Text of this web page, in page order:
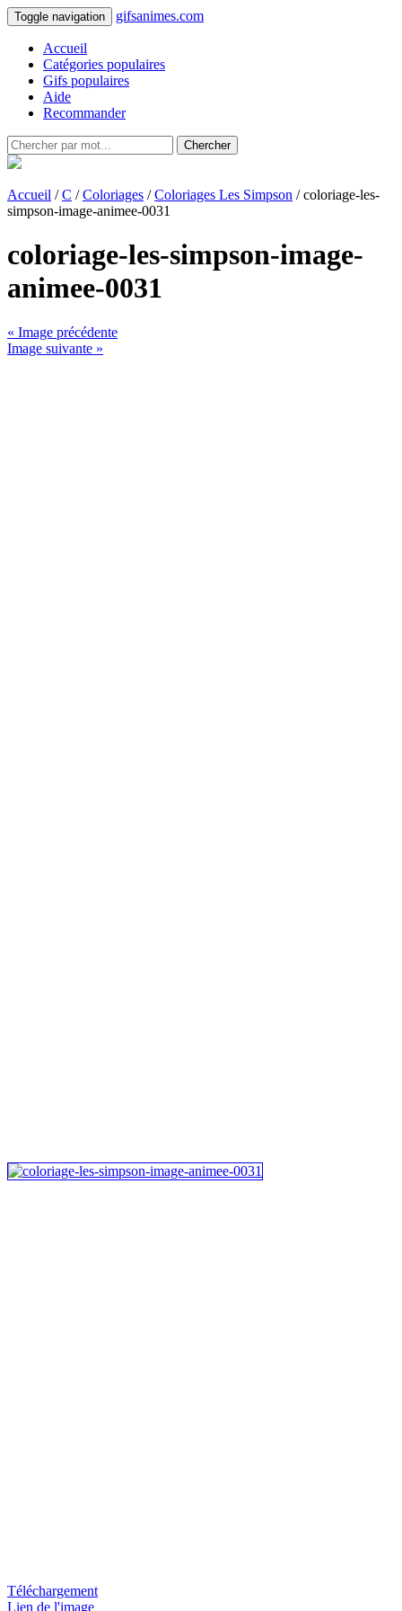
Toggle navigation gifsanimes.com
Accueil
Catégories populaires
Gifs populaires
Aide
Recommander
Chercher
Accueil /C /Coloriages /Coloriages Les Simpson / coloriage-les-
simpson-image-animee-0031
coloriage-les-simpson-image-
animee-0031
« Image précédente
Image suivante »
Téléchargement
Lien de l'image